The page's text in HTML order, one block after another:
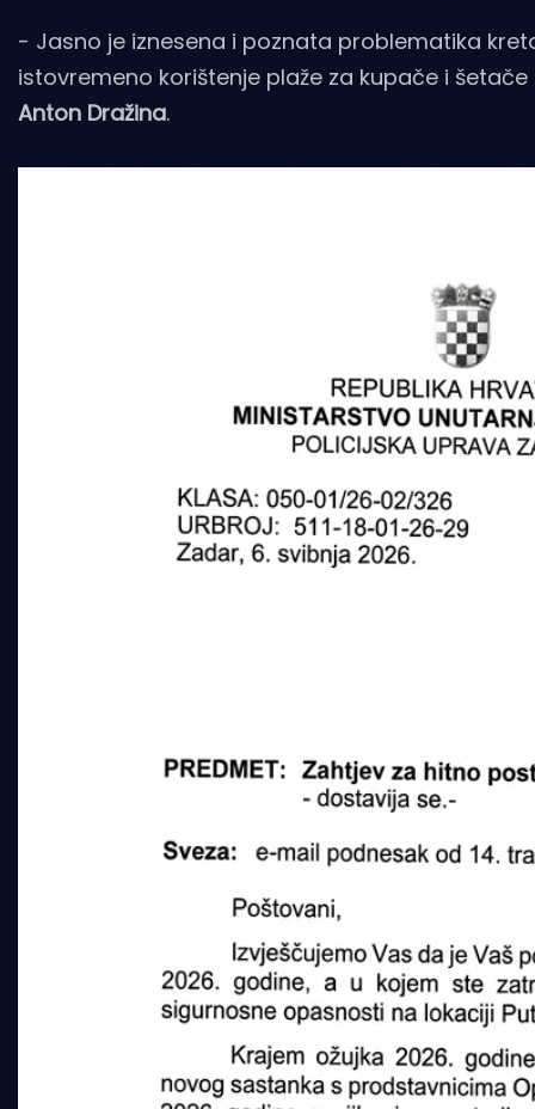
- Jasno je iznesena i poznata problematika
istovremeno korištenje plaže za kupače i
Anton Dražina.